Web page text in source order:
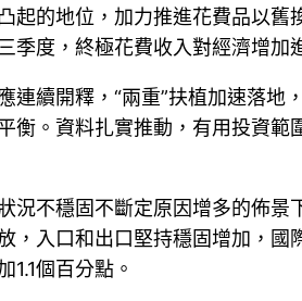
起的地位，加力推進花費品以
季度，終極花費收入對經濟增
連續開釋，“兩重”扶植加速落地
衡。資料扎實推動，有用投資
況不穩固不斷定原因增多的佈
，入口和出口堅持穩固增加，國
個百分點。